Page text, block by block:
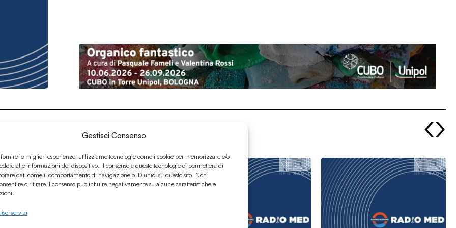
Gestisci Consenso
le migliori esperienze, utilizziamo tecnologie come i cookie per memorizzare e/o
alle informazioni del dispositivo. Il consenso a queste tecnologie ci permetterà di
dati come il comportamento di navigazione o ID unici su questo sito. Non
o ritirare il consenso può influire negativamente su alcune caratteristiche e
servizi
‹›